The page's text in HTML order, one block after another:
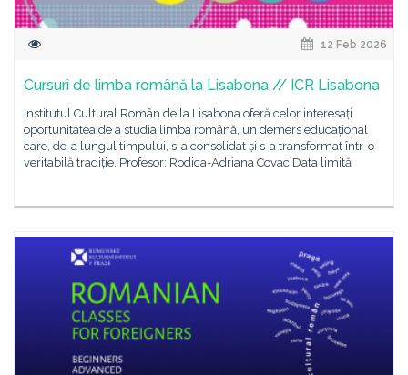
12 Feb 2026
Cursuri de limba română la Lisabona // ICR Lisabona
Institutul Cultural Român de la Lisabona oferă celor interesați
oportunitatea de a studia limba română, un demers educațional
care, de-a lungul timpului, s-a consolidat și s-a transformat într-o
veritabilă tradiție. Profesor: Rodica-Adriana CovaciData limită